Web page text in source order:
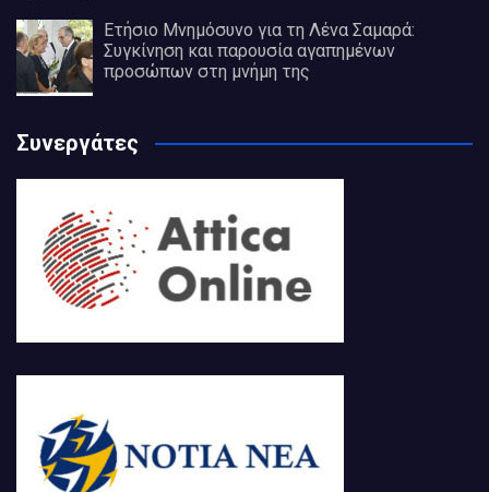
Ετήσιο Μνημόσυνο για τη Λένα Σαμαρά:
Συγκίνηση και παρουσία αγαπημένων
προσώπων στη μνήμη της
Συνεργάτες